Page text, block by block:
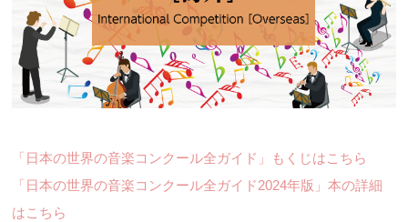
「日本の世界の音楽コンクール全ガイド」もくじはこちら
「日本の世界の音楽コンクール全ガイド2024年版」本の詳細
はこちら